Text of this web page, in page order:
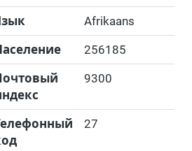
Afrikaans
256185
9300
27